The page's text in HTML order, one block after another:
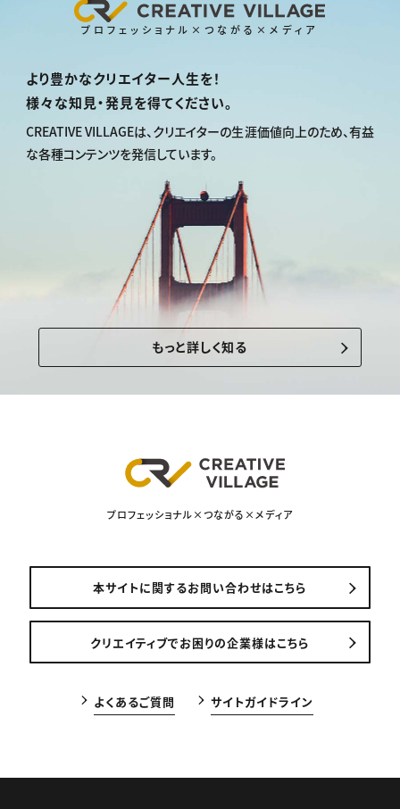
プロフェッショナル×つながる×メディア
より豊かなクリエイター人生を！
様々な知見・発見を得てください。
CREATIVE VILLAGEは、クリエイターの生涯価値向上のため、有益
な各種コンテンツを発信しています。
もっと詳しく知る
プロフェッショナル×つながる×メディア
本サイトに関するお問い合わせはこちら
クリエイティブでお困りの企業様はこちら
よくあるご質問 サイトガイドライン